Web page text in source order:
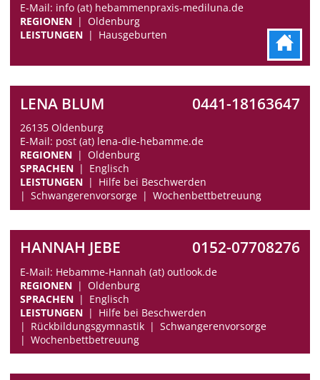
E-Mail: info (at) hebammenpraxis-mediluna.de
REGIONEN
Oldenburg
LEISTUNGEN
Hausgeburten
LENA BLUM 0441-18163647
26135 Oldenburg
E-Mail: post (at) lena-die-hebamme.de
REGIONEN
Oldenburg
SPRACHEN
Englisch
LEISTUNGEN
Hilfe bei Beschwerden
Schwangerenvorsorge
Wochenbettbetreuung
HANNAH JEBE 0152-07708276
E-Mail: Hebamme-Hannah (at) outlook.de
REGIONEN
Oldenburg
SPRACHEN
Englisch
LEISTUNGEN
Hilfe bei Beschwerden
Rückbildungsgymnastik
Schwangerenvorsorge
Wochenbettbetreuung